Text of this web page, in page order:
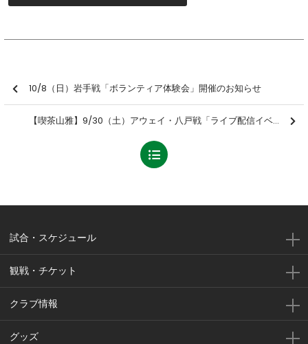
10/8（日）岩手戦「ボランティア体験会」開催のお知らせ
【喫茶山雅】9/30（土）アウェイ・八戸戦「ライブ配信イベント」開催のお知らせ
試合・スケジュール
観戦・チケット
クラブ情報
グッズ